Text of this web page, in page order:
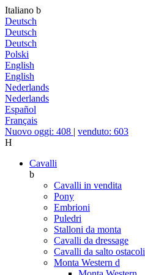
Italiano b
Deutsch
Deutsch
Deutsch
Polski
English
English
Nederlands
Nederlands
Español
Français
Nuovo oggi: 408 | venduto: 603
H
Cavalli
b
Cavalli in vendita
Pony
Embrioni
Puledri
Stalloni da monta
Cavalli da dressage
Cavalli da salto ostacoli
Monta Western d